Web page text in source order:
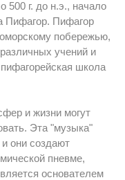
500 г. до н.э., начало
Пифагор. Пифагор
побережью,
учений и
школа
и жизни могут
Эта "музыка"
они создают
пневме,
основателем